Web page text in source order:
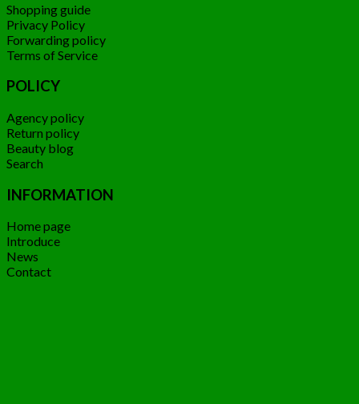
Shopping guide
Privacy Policy
Forwarding policy
Terms of Service
POLICY
Agency policy
Return policy
Beauty blog
Search
INFORMATION
Home page
Introduce
News
Contact